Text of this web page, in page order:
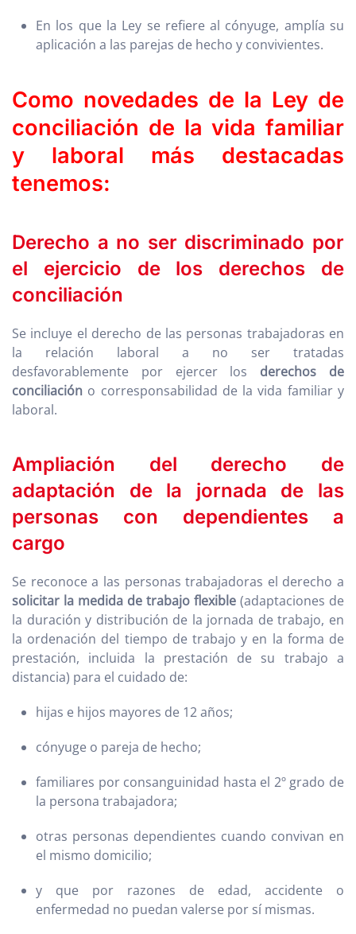
En los que la Ley se refiere al cónyuge, amplía su
aplicación a las parejas de hecho y convivientes.
Como novedades de la Ley de
conciliación de la vida familiar
y laboral más destacadas
tenemos:
Derecho a no ser discriminado por
el ejercicio de los derechos de
conciliación
Se incluye el derecho de las personas trabajadoras en
la relación laboral a no ser tratadas
desfavorablemente por ejercer los derechos de
conciliación o corresponsabilidad de la vida familiar y
laboral.
Ampliación del derecho de
adaptación de la jornada de las
personas con dependientes a
cargo
Se reconoce a las personas trabajadoras el derecho a
solicitar la medida de trabajo flexible (adaptaciones de
la duración y distribución de la jornada de trabajo, en
la ordenación del tiempo de trabajo y en la forma de
prestación, incluida la prestación de su trabajo a
distancia) para el cuidado de:
hijas e hijos mayores de 12 años;
cónyuge o pareja de hecho;
familiares por consanguinidad hasta el 2º grado de
la persona trabajadora;
otras personas dependientes cuando convivan en
el mismo domicilio;
y que por razones de edad, accidente o
enfermedad no puedan valerse por sí mismas.